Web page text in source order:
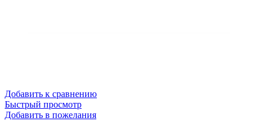
Добавить к сравнению
Быстрый просмотр
Добавить в пожелания